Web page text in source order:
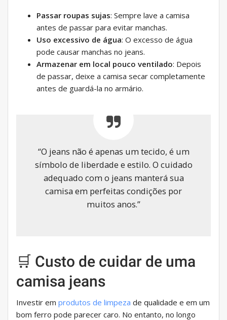
Passar roupas sujas: Sempre lave a camisa
antes de passar para evitar manchas.
Uso excessivo de água: O excesso de água
pode causar manchas no jeans.
Armazenar em local pouco ventilado: Depois
de passar, deixe a camisa secar completamente
antes de guardá-la no armário.
“O jeans não é apenas um tecido, é um
símbolo de liberdade e estilo. O cuidado
adequado com o jeans manterá sua
camisa em perfeitas condições por
muitos anos.”
🛒 Custo de cuidar de uma
camisa jeans
Investir em produtos de limpeza de qualidade e em um
bom ferro pode parecer caro. No entanto, no longo